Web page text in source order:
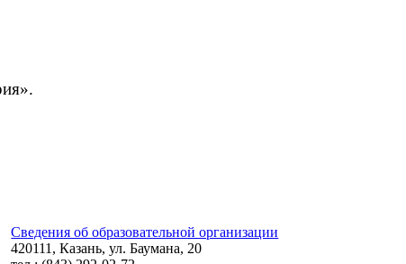
Сведения об образовательной организации
420111, Казань, ул. Баумана, 20